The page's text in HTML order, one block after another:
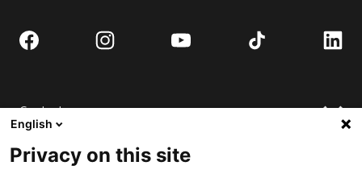
Contact
Demander un devis
Où acheter
Installer
English
Privacy on this site